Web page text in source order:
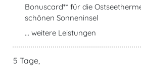
Bonuscard** für die
schönen Sonneninsel
... weitere Leistungen
5 Tage,